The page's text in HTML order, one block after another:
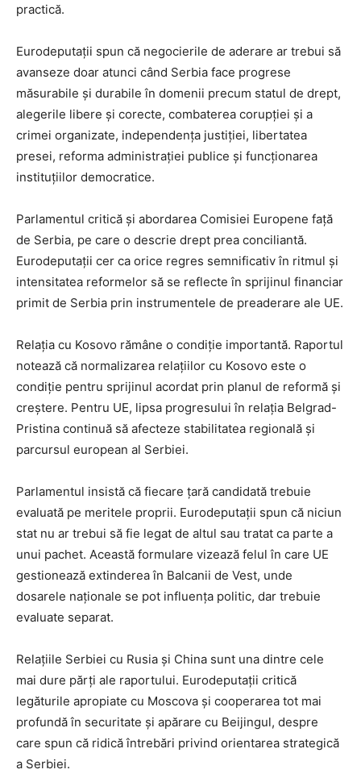
practică.
Eurodeputații spun că negocierile de aderare ar trebui să
avanseze doar atunci când Serbia face progrese
măsurabile și durabile în domenii precum statul de drept,
alegerile libere și corecte, combaterea corupției și a
crimei organizate, independența justiției, libertatea
presei, reforma administrației publice și funcționarea
instituțiilor democratice.
Parlamentul critică și abordarea Comisiei Europene față
de Serbia, pe care o descrie drept prea conciliantă.
Eurodeputații cer ca orice regres semnificativ în ritmul și
intensitatea reformelor să se reflecte în sprijinul financiar
primit de Serbia prin instrumentele de preaderare ale UE.
Relația cu Kosovo rămâne o condiție importantă. Raportul
notează că normalizarea relațiilor cu Kosovo este o
condiție pentru sprijinul acordat prin planul de reformă și
creștere. Pentru UE, lipsa progresului în relația Belgrad-
Pristina continuă să afecteze stabilitatea regională și
parcursul european al Serbiei.
Parlamentul insistă că fiecare țară candidată trebuie
evaluată pe meritele proprii. Eurodeputații spun că niciun
stat nu ar trebui să fie legat de altul sau tratat ca parte a
unui pachet. Această formulare vizează felul în care UE
gestionează extinderea în Balcanii de Vest, unde
dosarele naționale se pot influența politic, dar trebuie
evaluate separat.
Relațiile Serbiei cu Rusia și China sunt una dintre cele
mai dure părți ale raportului. Eurodeputații critică
legăturile apropiate cu Moscova și cooperarea tot mai
profundă în securitate și apărare cu Beijingul, despre
care spun că ridică întrebări privind orientarea strategică
a Serbiei.